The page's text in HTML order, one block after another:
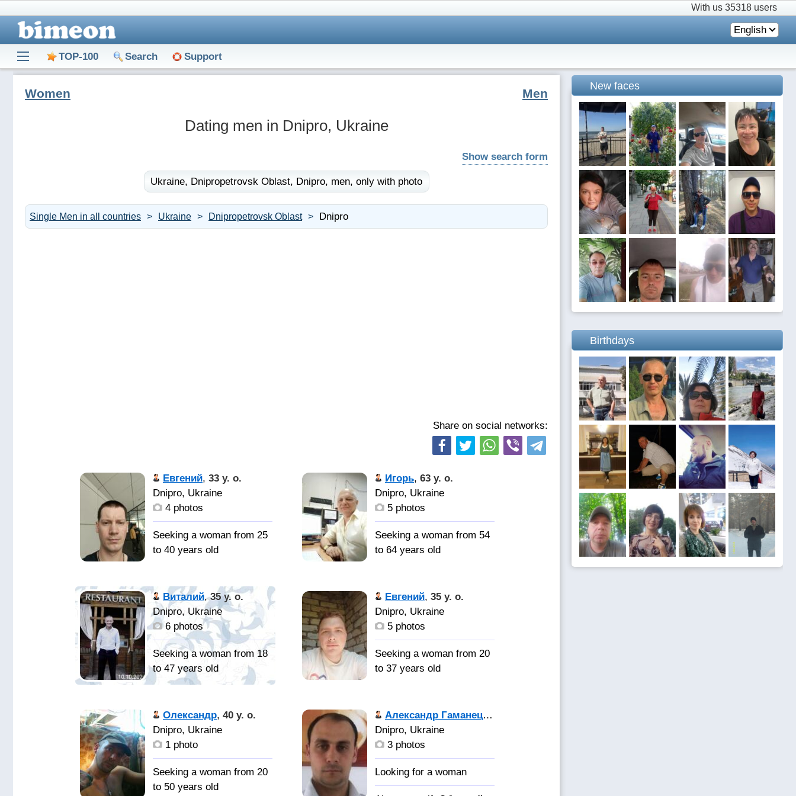
With us 35318 users
English
TOP-100 Search Support
Dating men in Dnipro, Ukraine
Women Men
Show search form
Ukraine, Dnipropetrovsk Oblast, Dnipro, men, only with photo
Single Men in all countries Ukraine Dnipropetrovsk Oblast Dnipro
Share on social networks:
Евгений, 33 y. o.
Dnipro, Ukraine
4 photos
Seeking a woman from 25
to 40 years old
домашний, трудоголик,
добрый, в общем такой
какой есть.
Верную,
Любящую и заботливую,
домашнюю.
Игорь, 63 y. o.
Dnipro, Ukraine
5 photos
Seeking a woman from 54
to 64 years old
будет грустно, - я
подойду и обниму тебя;
нахлынет скука, -
настроение; захочешь
выплеснуть душу, -
если понадобится моя
помощь, - подставлю
своё плечо и буду рядом
Виталий,35 y. o.
Dnipro, Ukraine
6 photos
Seeking a woman from 18
to 47 years old
может ты и есть ТА
САМАЯ...
родную душу...
Евгений, 35 y. o.
Dnipro, Ukraine
5 photos
Seeking a woman from 20
to 37 years old
года, нормальный и
адекватный. Я
предприниматель,
инвестированием.
Трейдер на Форекс,
Олександр, 40 y. o.
Dnipro, Ukraine
1 photo
Seeking a woman from 20
to 50 years old
Александр Гаманец,47 y. o.
Dnipro, Ukraine
3 photos
New faces
Birthdays